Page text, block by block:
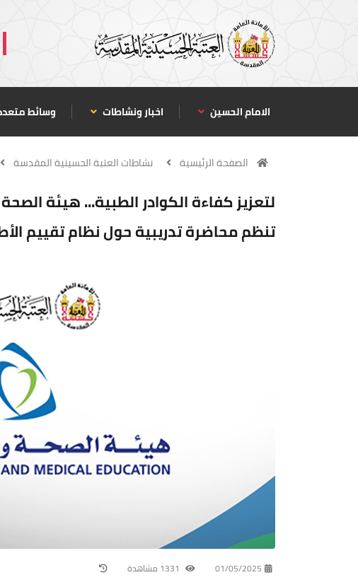
الامام الحسين اخبار ونشاطات وسائط
الصفحة الرئيسية نشاطات العتبة الحسينية المقدسة
لتعزيز كفاءة الكوادر الطبية... هيئة
تنظم محاضرة تدريبية حول نظام تقييم
01/05/2025